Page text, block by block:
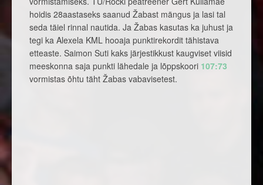
hoidis 28aastaseks saanud Žabast mängus ja lasi tal
seda täiel rinnal nautida. Ja Žabas kasutas ka juhust ja
tegi ka Alexela KML hooaja punktirekordit tähistava
etteaste. Saimon Suti kaks järjestikkust kaugviset viisid
meeskonna saja punkti lähedale ja lõppskoori 107:73
vormistas õhtu täht Žabas vabavisetest.